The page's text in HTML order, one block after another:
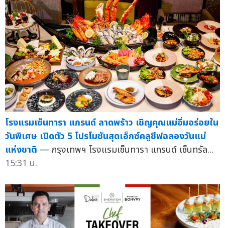
โรงแรมเซ็นทารา แกรนด์ ลาดพร้าว เชิญคุณแม่อิ่มอร่อยใน
วันพิเศษ เปิดตัว 5 โปรโมชันสุดเอ็กซ์คลูซีฟฉลองวันแม่
แห่งชาติ — กรุงเทพฯ โรงแรมเซ็นทารา แกรนด์ เซ็นทรัล...
15:31 น.